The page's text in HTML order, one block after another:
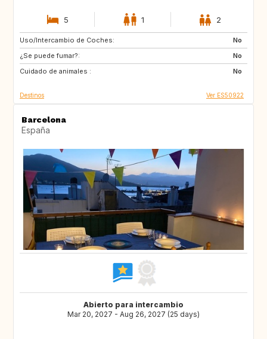
5 1 2
Uso/Intercambio de Coches:
No
¿Se puede fumar?:
No
Cuidado de animales :
No
CH
CH
AT
Destinos Ver ES50922
Barcelona
España
Abierto para intercambio
Mar 20, 2027 - Aug 26, 2027 (25 days)